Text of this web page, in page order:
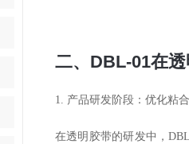
二、DBL-01在
1. 产品研发阶段：优化粘
在透明胶带的研发中，